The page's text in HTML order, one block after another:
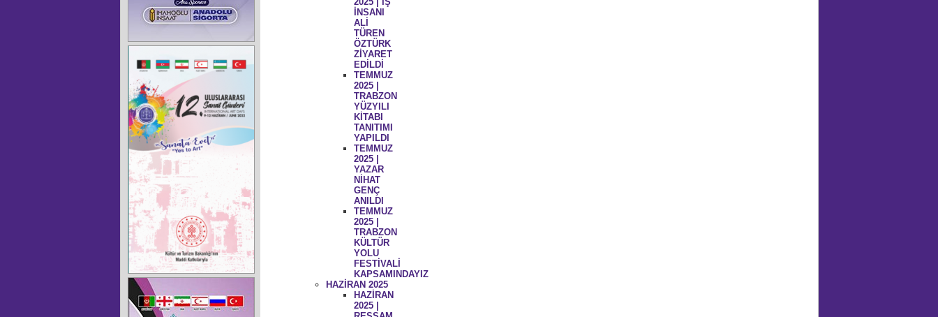
İNSANI
ALİ
TÜREN
ÖZTÜRK
ZİYARET
EDİLDİ
TEMMUZ
2025 |
TRABZON
YÜZYILI
KİTABI
TANITIMI
YAPILDI
TEMMUZ
2025 |
YAZAR
NİHAT
GENÇ
ANILDI
TEMMUZ
2025 |
TRABZON
KÜLTÜR
YOLU
FESTİVALİ
KAPSAMINDAYIZ
HAZİRAN 2025
HAZİRAN
2025 |